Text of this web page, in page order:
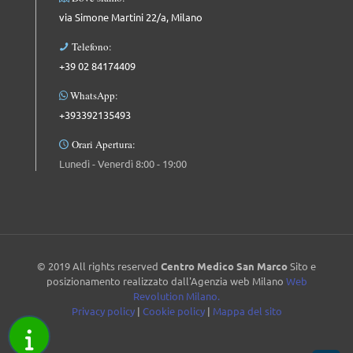
via Simone Martini 22/a, Milano
Telefono:
+39 02 84174409
WhatsApp:
+393392135493
Orari Apertura:
Lunedì - Venerdì 8:00 - 19:00
© 2019 All rights reserved Centro Medico San MarcoSito e
posizionamento realizzato dall'Agenzia web Milano Web
Revolution Milano.
Privacy policy| Cookie policy| Mappa del sito